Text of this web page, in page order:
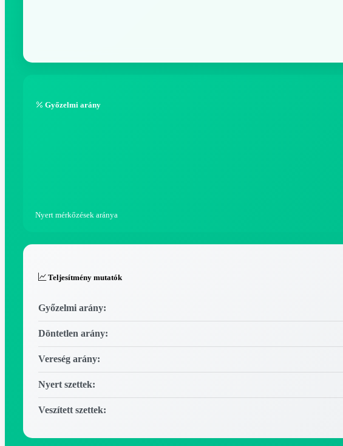
Győzelmi arány
Nyert mérkőzések aránya
Teljesítmény mutatók
Győzelmi arány:
Döntetlen arány:
Vereség arány:
Nyert szettek:
Veszített szettek: